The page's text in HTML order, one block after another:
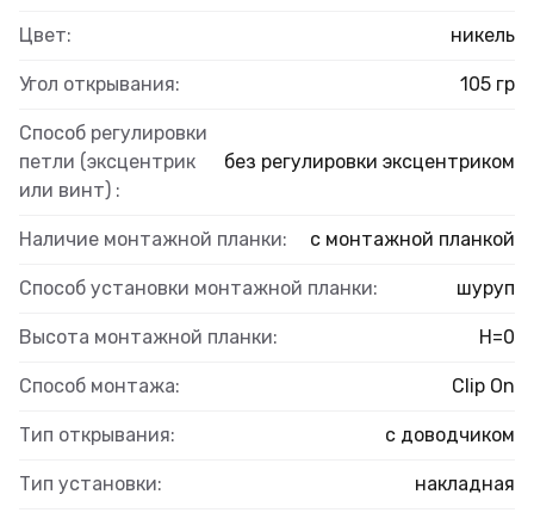
Цвет: никель
Угол открывания: 105 гр
Способ регулировки
петли (эксцентрик
или винт) :
без регулировки эксцентриком
Наличие монтажной планки: с монтажной планкой
Способ установки монтажной планки: шуруп
Высота монтажной планки: H=0
Способ монтажа: Clip On
Тип открывания: с доводчиком
Тип установки: накладная